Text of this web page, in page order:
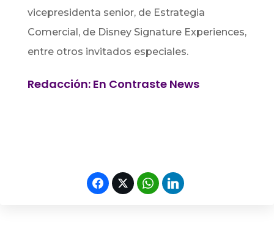
vicepresidenta senior, de Estrategia
Comercial, de Disney Signature Experiences,
entre otros invitados especiales.
Redacción: En Contraste News